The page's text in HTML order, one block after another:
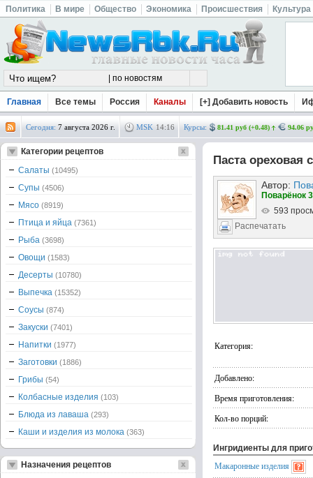
Политика В мире Общество Экономика Происшествия Культура
Главная Все темы Россия Каналы [+] Добавить новость
Сегодня: 7 августа 2026 г. MSK 14:16 Курсы: 81.41 руб (+0.48) 94.06
Паста ореховая
Автор:
Поварёнок
593
Распечатать
Категория:
Добавлено:
Время приготовления:
Кол-во порций:
Ингридиенты для
Макаронные изделия
Категории рецептов
Салаты (10495)
Супы (4506)
Мясо (8919)
Птица и яйца (7361)
Рыба (3698)
Овощи (1583)
Десерты (10780)
Выпечка (15352)
Соусы (874)
Закуски (7401)
Напитки (1977)
Заготовки (1886)
Грибы (54)
Колбасные изделия (103)
Блюда из лаваша (293)
Каши и изделия из молока (363)
Назначения рецептов